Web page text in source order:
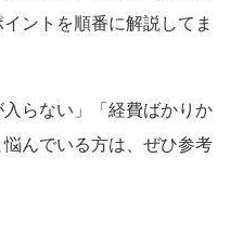
ントを順番に解説してま
入らない」「経費ばかりか
んでいる方は、ぜひ参考